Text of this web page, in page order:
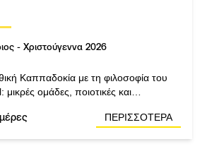
- Χριστούγεννα 2026
Καππαδοκία με τη φιλοσοφία του
ομάδες, ποιοτικές και
με τον τόπο.
ΠΕΡΙΣΣΟΤΕΡΑ